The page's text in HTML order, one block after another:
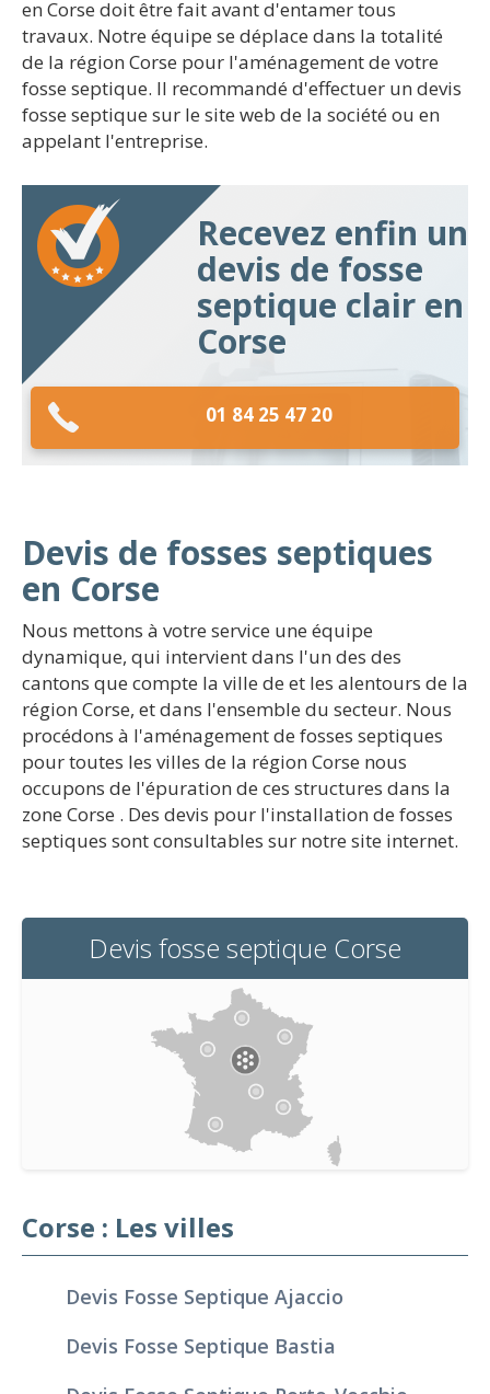
en Corse doit être fait avant d'entamer tous
travaux. Notre équipe se déplace dans la totalité
de la région Corse pour l'aménagement de votre
fosse septique. Il recommandé d'effectuer un devis
fosse septique sur le site web de la société ou en
appelant l'entreprise.
Recevez enfin un
devis de fosse
septique clair en
Corse
01 84 25 47 20
Devis de fosses septiques
en Corse
Nous mettons à votre service une équipe
dynamique, qui intervient dans l'un des des
cantons que compte la ville de et les alentours de la
région Corse, et dans l'ensemble du secteur. Nous
procédons à l'aménagement de fosses septiques
pour toutes les villes de la région Corse nous
occupons de l'épuration de ces structures dans la
zone Corse . Des devis pour l'installation de fosses
septiques sont consultables sur notre site internet.
Devis fosse septique Corse
Corse : Les villes
Devis Fosse Septique Ajaccio
Devis Fosse Septique Bastia